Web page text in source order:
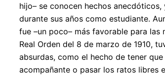
hijo– se conocen hechos
durante sus años como estudiante.
fue –un poco– más favorable para las
Real Orden del 8 de marzo de 1910,
absurdas, como el hecho de tener
acompañante o pasar los ratos libres